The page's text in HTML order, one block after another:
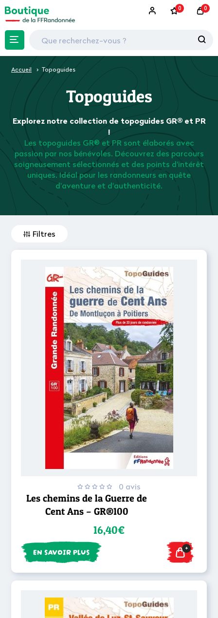
0 0
Accueil Topoguides
Topoguides
Explorez notre collection de topoguides GR® et PR
!
Les topoguides GR® et PR sont élaborés avec
passion par nos bénévoles. Découvrez des parcours
soigneusement sélectionnés et des points d'intérêt
uniques. Idéal pour les randonneurs en quête
d'aventure et d'authenticité.
Filtres
0 avis
Les chemins de la Guerre de
Cent Ans – GR®100
16,40€
EN SAVOIR PLUS +